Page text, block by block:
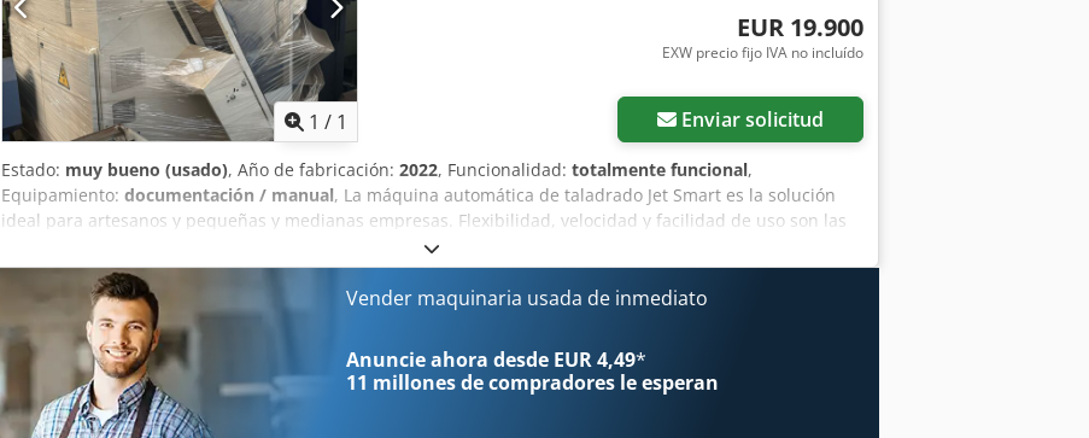
1 / 1
EUR 19.900
EXW precio fijo IVA no incluído
Enviar solicitud
Estado: muy bueno (usado), Año de fabricación: 2022, Funcionalidad: totalmente funcional,
Equipamiento: documentación / manual, La máquina automática de taladrado Jet Smart es la solución
ideal para artesanos y pequeñas y medianas empresas. Flexibilidad, velocidad y facilidad de uso son las
principales características de la máquina, que garantiza una alta productividad y un taladrado perfecto
en cualquier condición de trabajo. Dodpfx Aey Rl Aroh Hock ¡Taladrado rápido y preciso! Perforación
desde arriba: ¡una elección sin compromisos! Uniones perfectamente alineadas y sin errores gracias a la
lectura automática de las dimensiones de la pieza, que permite corregir cualquier diferencia entre la
longitud real del panel y la establecida. ///Detalles técnicos Dimensión máx. de la pieza: 3050x900x60 mm
Dimensión mín. de la pieza: 200x70x10 mm Velocidad máx. de los ejes X-Y: 40-40 m/min Cabezal de
taladrado: husillo vertical/horizontal, hoja X - 12 / 6, 125 mm Electrohúsillo (S6): 5,5 kW (7,5 HP) – 18.000
Vender maquinaria usada de inmediato
Anuncie ahora desde EUR 4,49*
11 millones de compradores le esperan